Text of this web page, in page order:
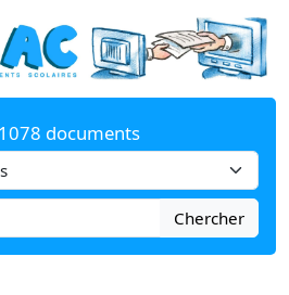
documents
Chercher